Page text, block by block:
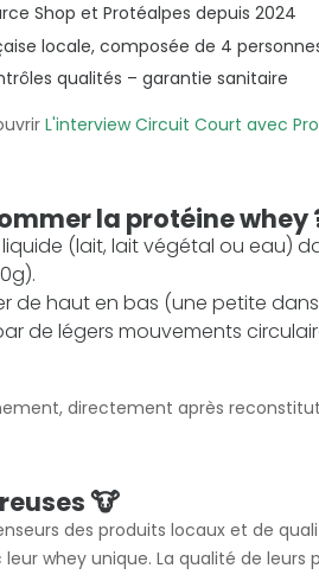
Shop et Protéalpes depuis 2024
locale, composée de 4
qualités – garantie sanitaire
L'interview Circuit Court avec
la protéine whey
(lait, lait végétal ou eau)
de haut en bas (une petite
de légers mouvements
directement après
🐮
des produits locaux et de
whey unique. La qualité de